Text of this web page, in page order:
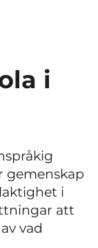
i
gemenskap
i
att
vad